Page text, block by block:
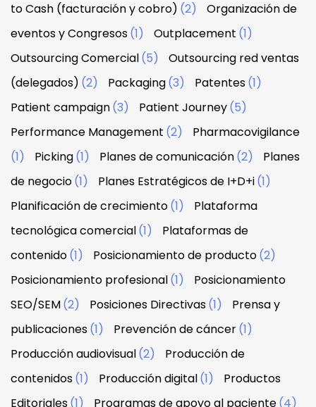
to Cash (facturación y cobro) (2)
Organización de
eventos y Congresos(1) Outplacement (1)
Outsourcing Comercial(5)
Outsourcing red ventas
(delegados) (2) Packaging(3) Patentes(1)
Patient campaign(3) Patient Journey(5)
Performance Management (2)
Pharmacovigilance
(1)
Picking(1) Planes de comunicación(2)
Planes
de negocio(1) Planes Estratégicos de I+D+i(1)
Planificación de crecimiento(1)
Plataforma
tecnológica comercial(1)
Plataformas de
contenido(1) Posicionamiento de producto(2)
Posicionamiento profesional(1)
Posicionamiento
SEO/SEM(2) Posiciones Directivas(1)
Prensa y
publicaciones(1) Prevención de cáncer(1)
Producción audiovisual(2)
Producción de
contenidos(1) Producción digital(1)
Productos
Editoriales(1) Programas de apoyo al paciente(4)